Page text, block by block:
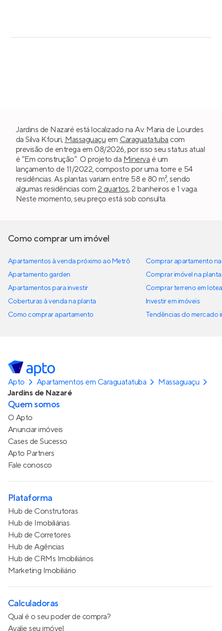
Jardins de Nazaré está localizado na Av. Maria de Lourdes
da Silva Kfouri, Massaguaçu em Caraguatatuba com
previsão de entrega em 08/2026, por isso seu status atual
é “Em construção”. O projeto da Minerva é um
lançamento de 11/2022, composto por uma torre e 54
residências. As plantas variam entre 58 e 80 m², sendo
algumas residências com 2 quartos, 2 banheiros e 1 vaga.
Neste momento, seu preço está sob consulta.
Como comprar um imóvel
Apartamentos à venda próximo ao Metrô
Apartamento garden
Apartamentos para investir
Coberturas à venda na planta
Como comprar apartamento
Comprar apartamento
Comprar imóvel na planta
Comprar terreno em
Investir em imóveis
Tendências do mercado
Apto Apartamentos em Caraguatatuba
Massaguaçu
Jardins de Nazaré
Quem somos
O Apto
Anunciar imóveis
Cases de Sucesso
Apto Partners
Fale conosco
Plataforma
Hub de Construtoras
Hub de Imobiliárias
Hub de Corretores
Hub de Agências
Hub de CRMs Imobiliários
Marketing Imobiliário
Calculadoras
Qual é o seu poder de compra?
Avalie seu imóvel